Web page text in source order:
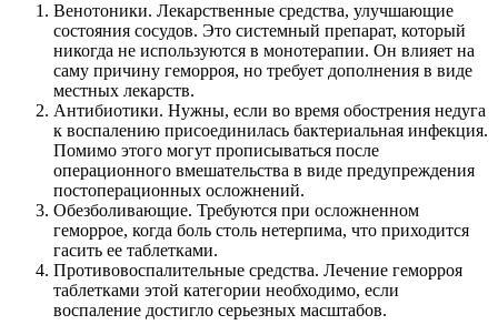
Венотоники. Лекарственные средства, улучшающие
состояния сосудов. Это системный препарат, который
никогда не используются в монотерапии. Он влияет на
саму причину геморроя, но требует дополнения в виде
местных лекарств.
Антибиотики. Нужны, если во время обострения недуга
к воспалению присоединилась бактериальная инфекция.
Помимо этого могут прописываться после
операционного вмешательства в виде предупреждения
постоперационных осложнений.
Обезболивающие. Требуются при осложненном
геморрое, когда боль столь нетерпима, что приходится
гасить ее таблетками.
Противовоспалительные средства. Лечение геморроя
таблетками этой категории необходимо, если
воспаление достигло серьезных масштабов.